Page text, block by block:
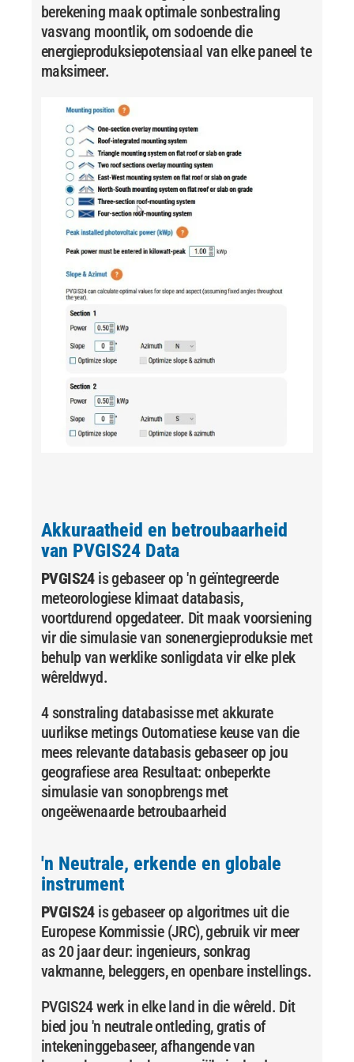
berekening maak optimale sonbestraling
vasvang moontlik, om sodoende die
energieproduksiepotensiaal van elke paneel te
maksimeer.
Akkuraatheid en betroubaarheid
van PVGIS24 Data
PVGIS24is gebaseer op 'n geïntegreerde
meteorologiese klimaat databasis,
voortdurend opgedateer. Dit maak voorsiening
vir die simulasie van sonenergieproduksie met
behulp van werklike sonligdata vir elke plek
wêreldwyd.
4 sonstraling databasisse met akkurate
uurlikse metings Outomatiese keuse van die
mees relevante databasis gebaseer op jou
geografiese area Resultaat: onbeperkte
simulasie van sonopbrengs met
ongeëwenaarde betroubaarheid
'n Neutrale, erkende en globale
instrument
PVGIS24is gebaseer op algoritmes uit die
Europese Kommissie (JRC), gebruik vir meer
as 20 jaar deur: ingenieurs, sonkrag
vakmanne, beleggers,en openbare instellings.
PVGIS24 werk in elke land in die wêreld. Dit
bied jou 'n neutrale ontleding, gratis of
intekeninggebaseer, afhangende van